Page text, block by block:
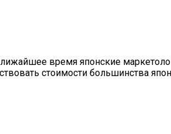
время японские
стоимости большинства